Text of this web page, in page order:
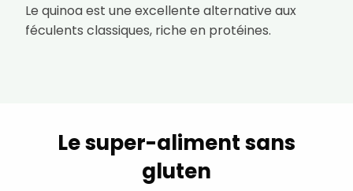
Le quinoa est une excellente alternative aux
féculents classiques, riche en protéines.
Le super-aliment sans
gluten